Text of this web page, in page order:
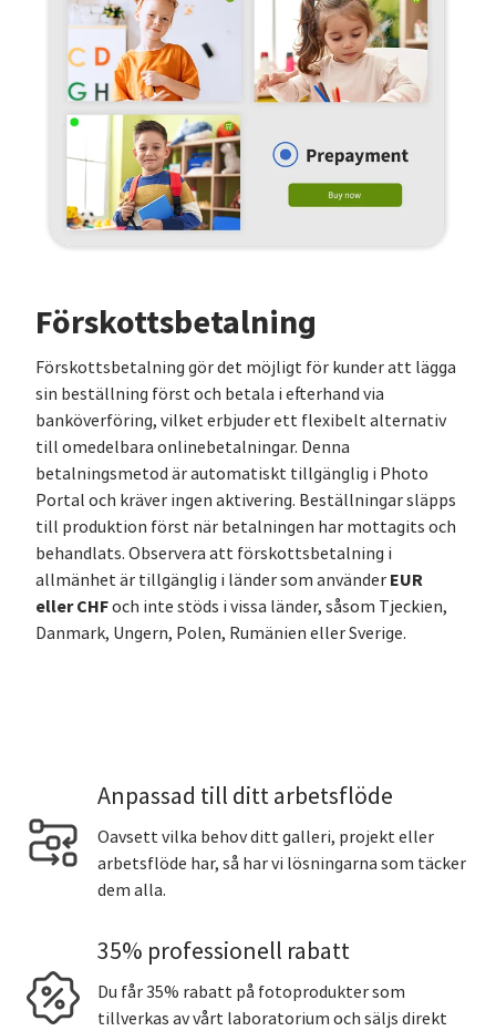
Förskottsbetalning
Förskottsbetalning gör det möjligt för kunder att lägga
sin beställning först och betala i efterhand via
banköverföring, vilket erbjuder ett flexibelt alternativ
till omedelbara onlinebetalningar. Denna
betalningsmetod är automatiskt tillgänglig i Photo
Portal och kräver ingen aktivering. Beställningar släpps
till produktion först när betalningen har mottagits och
behandlats. Observera att förskottsbetalning i
allmänhet är tillgänglig i länder som använder EUR
eller CHFoch inte stöds i vissa länder, såsom Tjeckien,
Danmark, Ungern, Polen, Rumänien eller Sverige.
Anpassad till ditt arbetsflöde
Oavsett vilka behov ditt galleri, projekt eller
arbetsflöde har, så har vi lösningarna som täcker
dem alla.
35% professionell rabatt
Du får 35% rabatt på fotoprodukter som
tillverkas av vårt laboratorium och säljs direkt